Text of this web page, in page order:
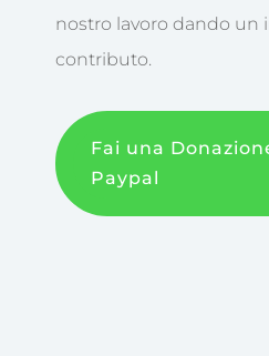
nostro lavoro dando un
contributo.
Fai una
Paypal